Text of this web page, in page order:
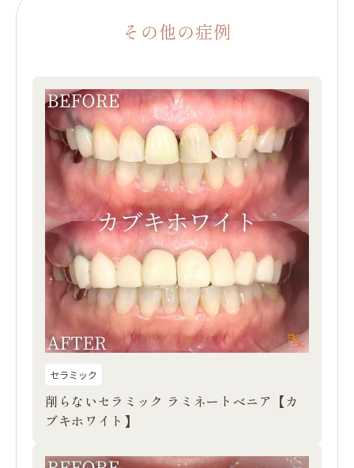
その他の症例
セラミック
削らないセラミック ラミネートベニア【カ
ブキホワイト】